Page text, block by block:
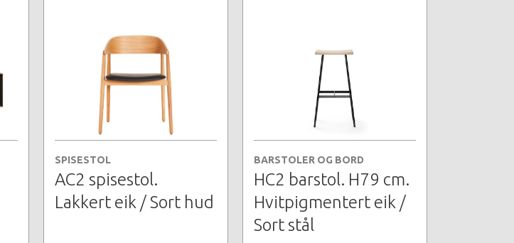
SPISESTOL
AC2 spisestol.
Lakkert eik / Sort hud
BARSTOLER OG BORD
HC2 barstol. H79 cm.
Hvitpigmentert eik /
Sort stål